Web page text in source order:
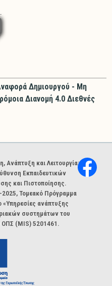
Δημιουργού - Μη
Διανομή 4.0 Διεθνές
Ανάπτυξη και Λειτουργία:
Εκπαιδευτικών
και Πιστοποίησης.
Τομεακό Πρόγραμμα
ανάπτυξης
συστημάτων του
(MIS) 5201461.